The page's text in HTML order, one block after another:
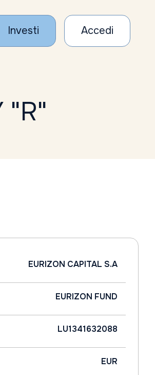
Investi Accedi
"R"
EURIZON CAPITAL S.A
EURIZON FUND
LU1341632088
EUR